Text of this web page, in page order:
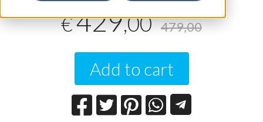
€429,00 479,00
Add to cart